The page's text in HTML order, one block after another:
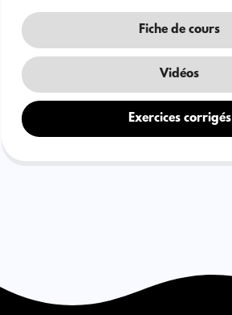
Fiche de cours
Vidéos
Exercices corrigés